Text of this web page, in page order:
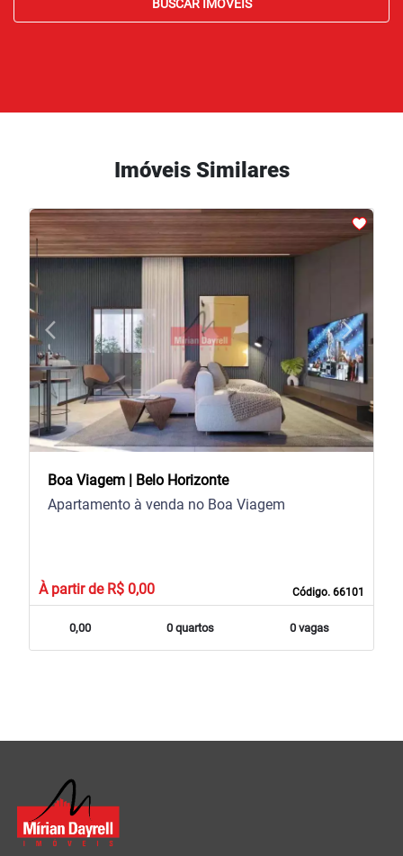
BUSCAR IMOVEIS
Imóveis Similares
arrow_back_iosPrevious arrow_forward_iosNext
Boa Viagem | Belo Horizonte
Código. 66101
Apartamento à venda no Boa Viagem
À partir de R$ 0,00
0,00 0 quartos 0 vagas